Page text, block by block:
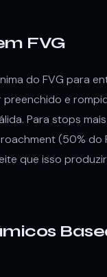
FVG
do FVG para
preenchido e
Para stops
(50% do
que isso